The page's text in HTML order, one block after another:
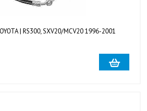
| RS300, SXV20/MCV20 1996-2001